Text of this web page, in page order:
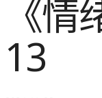
《
13